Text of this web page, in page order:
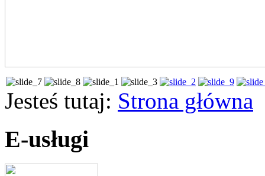
Jesteś tutaj: Strona główna
E-usługi